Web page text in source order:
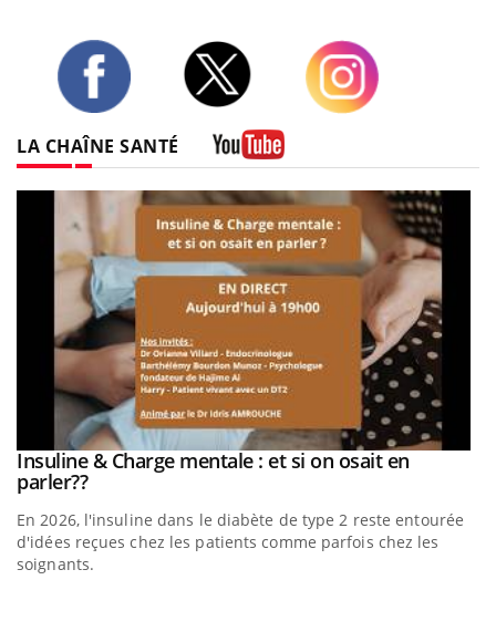
LA CHAÎNE SANTÉ
Youtube
Insuline & Charge mentale : et si on osait en
parler??Youtube
En 2026, l'insuline dans le diabète de type 2 reste entourée
d'idées reçues chez les patients comme parfois chez les
soignants.